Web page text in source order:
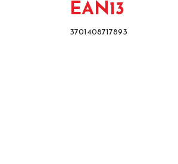
EAN13
3701408717893